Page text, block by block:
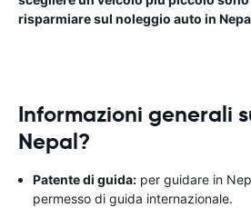
risparmiare sul noleggio auto in
Informazioni generali
Nepal?
Patente di guida: per guidare in
permesso di guida internazionale.